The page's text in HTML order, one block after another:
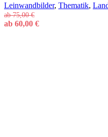
Leinwandbilder, Thematik,
ab75,00€
ab 60,00 €